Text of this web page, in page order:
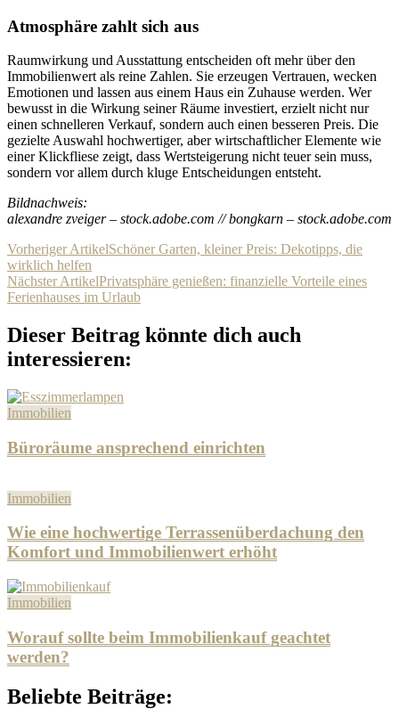
Atmosphäre zahlt sich aus
Raumwirkung und Ausstattung entscheiden oft mehr über den
Immobilienwert als reine Zahlen. Sie erzeugen Vertrauen, wecken
Emotionen und lassen aus einem Haus ein Zuhause werden. Wer
bewusst in die Wirkung seiner Räume investiert, erzielt nicht nur
einen schnelleren Verkauf, sondern auch einen besseren Preis. Die
gezielte Auswahl hochwertiger, aber wirtschaftlicher Elemente wie
einer Klickfliese zeigt, dass Wertsteigerung nicht teuer sein muss,
sondern vor allem durch kluge Entscheidungen entsteht.
Bildnachweis:
alexandre zveiger – stock.adobe.com // bongkarn – stock.adobe.com
Beitragsnavigation
Vorheriger ArtikelSchöner Garten, kleiner Preis: Dekotipps, die
wirklich helfen
Nächster ArtikelPrivatsphäre genießen: finanzielle Vorteile eines
Ferienhauses im Urlaub
Dieser Beitrag könnte dich auch
interessieren:
Immobilien
Büroräume ansprechend einrichten
Immobilien
Wie eine hochwertige Terrassenüberdachung den
Komfort und Immobilienwert erhöht
Immobilien
Worauf sollte beim Immobilienkauf geachtet
werden?
Beliebte Beiträge: